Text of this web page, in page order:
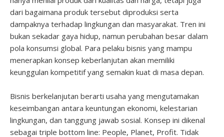
dari bagaimana produk tersebut diproduksi serta
dampaknya terhadap lingkungan dan masyarakat. Tren ini
bukan sekadar gaya hidup, namun perubahan besar dalam
pola konsumsi global. Para pelaku bisnis yang mampu
menerapkan konsep keberlanjutan akan memiliki
keunggulan kompetitif yang semakin kuat di masa depan.
Bisnis berkelanjutan berarti usaha yang mengutamakan
keseimbangan antara keuntungan ekonomi, kelestarian
lingkungan, dan tanggung jawab sosial. Konsep ini dikenal
sebagai triple bottom line: People, Planet, Profit. Tidak